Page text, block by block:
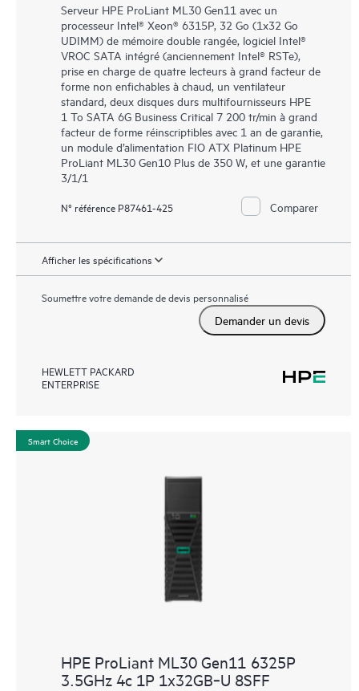
Serveur HPE ProLiant ML30 Gen11 avec un
processeur Intel® Xeon® 6315P, 32 Go (1x32 Go
UDIMM) de mémoire double rangée, logiciel Intel®
VROC SATA intégré (anciennement Intel® RSTe),
prise en charge de quatre lecteurs à grand facteur de
forme non enfichables à chaud, un ventilateur
standard, deux disques durs multifournisseurs HPE
1 To SATA 6G Business Critical 7 200 tr/min à grand
facteur de forme réinscriptibles avec 1 an de garantie,
un module d’alimentation FIO ATX Platinum HPE
ProLiant ML30 Gen10 Plus de 350 W, et une garantie
3/1/1
N° référence P87461-425 Comparer
Afficher les spécifications
Soumettre votre demande de devis personnalisé
Demander un devis
HEWLETT PACKARD
ENTERPRISE
Smart Choice
HPE ProLiant ML30 Gen11 6325P
3.5GHz 4c 1P 1x32GB‑U 8SFF